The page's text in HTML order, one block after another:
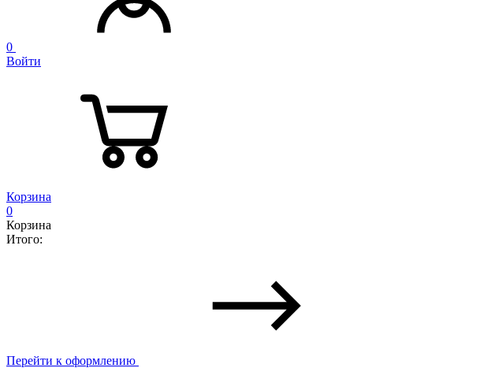
0
Войти
Корзина
0
Корзина
Итого:
Перейти к оформлению